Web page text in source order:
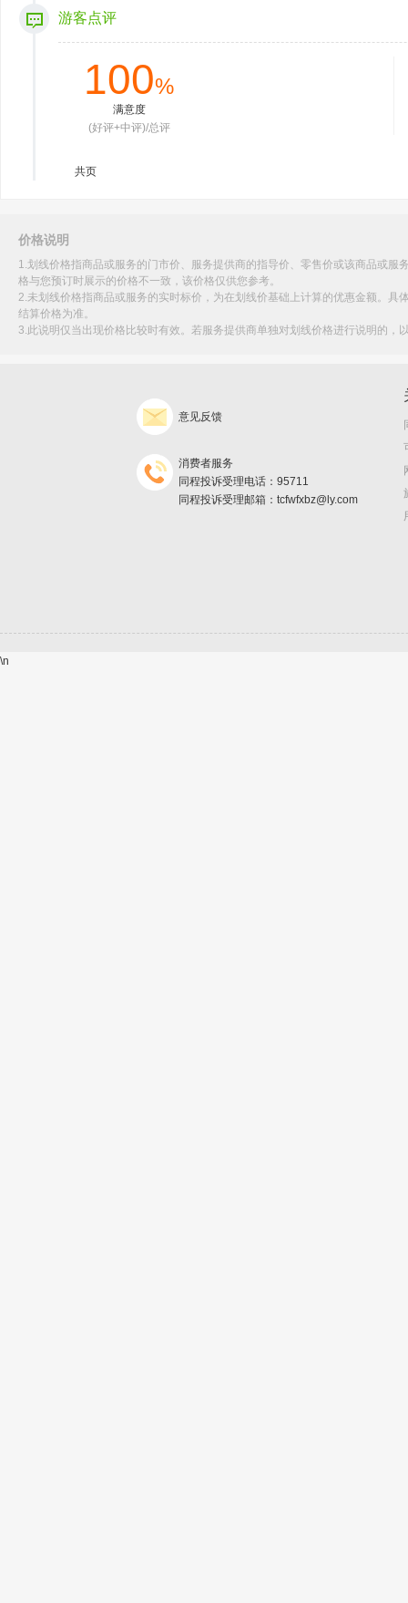
游客点评
100%
满意度
(好评+中评)/总评
共页
价格说明
1.划线价格指商品或服务的门市价、服务提供商的指导价、零售价或该商品或
格与您预订时展示的价格不一致，该价格仅供您参考。
2.未划线价格指商品或服务的实时标价，为在划线价基础上计算的优惠金额。
结算价格为准。
3.此说明仅当出现价格比较时有效。若服务提供商单独对划线价格进行说明的
意见反馈
消费者服务
同程投诉受理电话：95711
同程投诉受理邮箱：tcfwfxbz@ly.com
\n